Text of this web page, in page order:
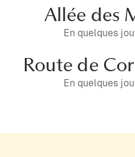
Allée des
En quelques
Route de
En quelques